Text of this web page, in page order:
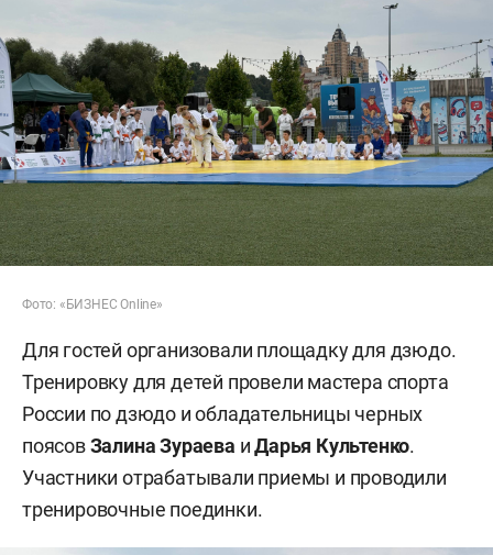
Фото: «БИЗНЕС Online»
Для гостей организовали площадку для дзюдо.
Тренировку для детей провели мастера спорта
России по дзюдо и обладательницы черных
поясовЗалина Зураева иДарья Культенко.
Участники отрабатывали приемы и проводили
тренировочные поединки.